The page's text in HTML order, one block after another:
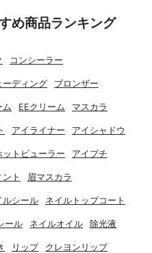
め商品ランキング
コンシーラー
ーディング ブロンザー
ム EEクリーム マスカラ
アイライナー アイシャドウ
ットビューラー アイプチ
ント 眉マスカラ
ルシール ネイルトップコート
ール ネイルオイル 除光液
リップ クレヨンリップ